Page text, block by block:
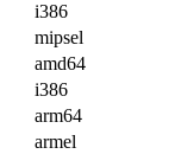
i386
mipsel
amd64
i386
arm64
armel